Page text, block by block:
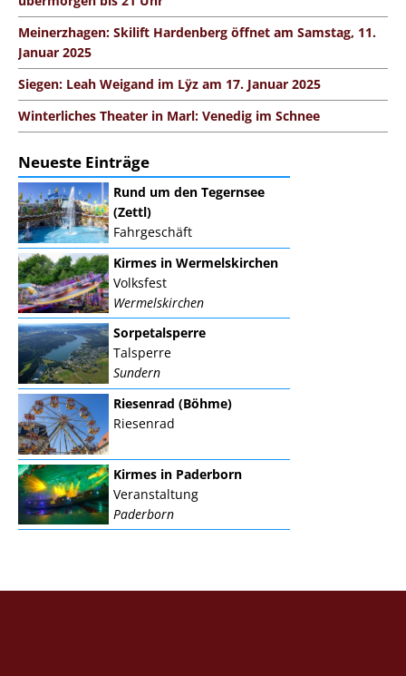
Meinerzhagen: Skilift Hardenberg öffnet am Samstag, 11.
Januar 2025
Siegen: Leah Weigand im Lÿz am 17. Januar 2025
Winterliches Theater in Marl: Venedig im Schnee
Neueste Einträge
Rund um den Tegernsee
(Zettl)
Fahrgeschäft
Kirmes in Wermelskirchen
Volksfest
Wermelskirchen
Sorpetalsperre
Talsperre
Sundern
Riesenrad (Böhme)
Riesenrad
Kirmes in Paderborn
Veranstaltung
Paderborn